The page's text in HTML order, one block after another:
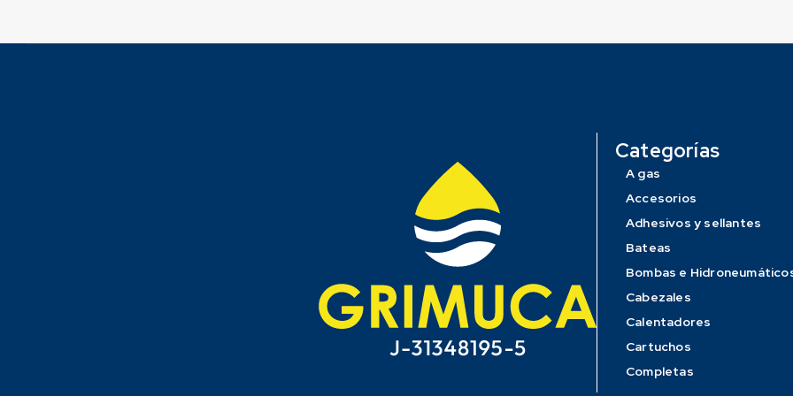
Categorías
A gas
Accesorios
Adhesivos y sellantes
Bateas
Bombas e
Cabezales
Calentadores
Cartuchos
Completas